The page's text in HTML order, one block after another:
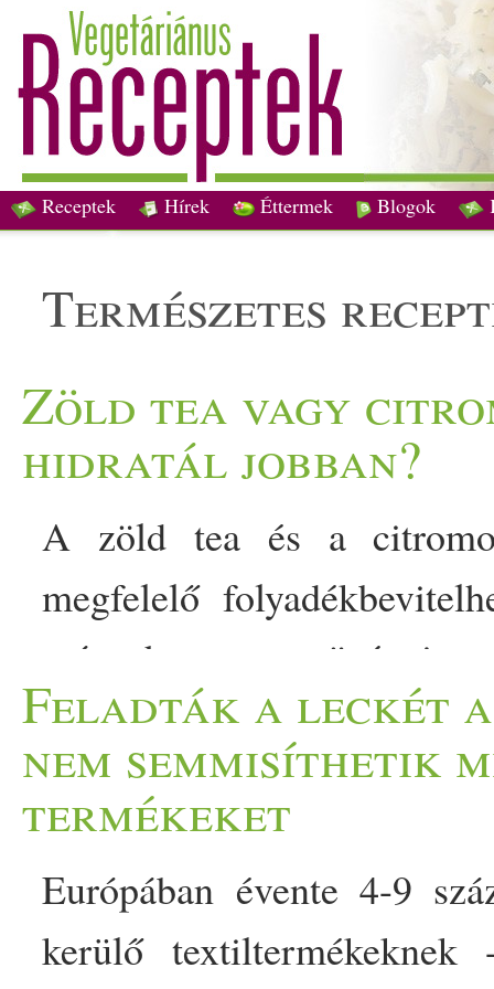
Receptek Hírek Éttermek Blogok
természetes
Zöld tea vagy
hidratál jobban?
A zöld tea és a
megfelelő
más hasznos növényi
Természetes en egyik ital
fogyasztásuk
természetesvédekező
melyiket érdemes
minél hatékonyabb
Feladták a leckét
nem semmisíthetik
termékeket
Európában évente 4-9
kerülő